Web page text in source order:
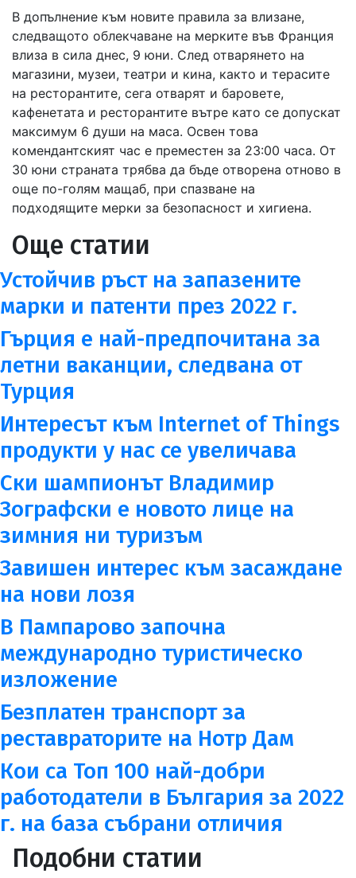
В допълнение към новите правила за влизане,
следващото облекчаване на мерките във Франция
влиза в сила днес, 9 юни. След отварянето на
магазини, музеи, театри и кина, както и терасите
на ресторантите, сега отварят и баровете,
кафенетата и ресторантите вътре като се допускат
максимум 6 души на маса. Освен това
комендантският час е преместен за 23:00 часа. От
30 юни страната трябва да бъде отворена отново в
още по-голям мащаб, при спазване на
подходящите мерки за безопасност и хигиена.
Още статии
Устойчив ръст на запазените
марки и патенти през 2022 г.
Гърция е най-предпочитана за
летни ваканции, следвана от
Турция
Интересът към Internet of Things
продукти у нас се увеличава
Ски шампионът Владимир
Зографски е новото лице на
зимния ни туризъм
Завишен интерес към засаждане
на нови лозя
В Пампарово започна
международно туристическо
изложение
Безплатен транспорт за
реставраторите на Нотр Дам
Кои са Топ 100 най-добри
работодатели в България за 2022
г. на база събрани отличия
Подобни статии